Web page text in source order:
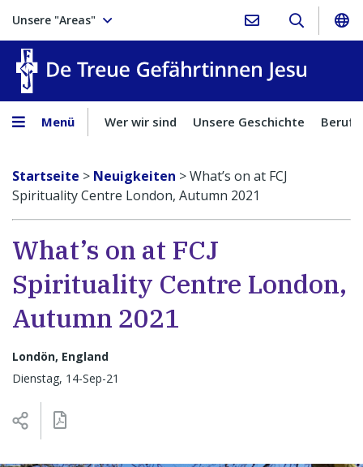
Unsere "Areas"
Menü Wer wir sind Unsere Geschichte
Startseite > Neuigkeiten >What’s on at FCJ
Spirituality Centre London, Autumn 2021
What’s on at FCJ
Spirituality Centre London,
Autumn 2021
Londön, England
Dienstag, 14-Sep-21